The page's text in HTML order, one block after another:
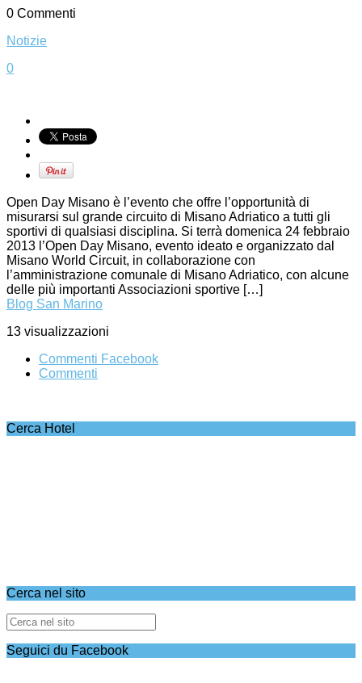
0 Commenti
Notizie
0
Open Day Misano è l’evento che offre l’opportunità di
misurarsi sul grande circuito di Misano Adriatico a tutti gli
sportivi di qualsiasi disciplina. Si terrà domenica 24 febbraio
2013 l’Open Day Misano, evento ideato e organizzato dal
Misano World Circuit, in collaborazione con
l’amministrazione comunale di Misano Adriatico, con alcune
delle più importanti Associazioni sportive […]
Blog San Marino
13 visualizzazioni
Commenti Facebook
Commenti
Cerca Hotel
Cerca nel sito
Seguici du Facebook